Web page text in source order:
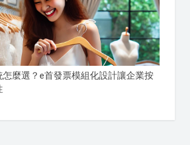
怎麼選？e首發票模組化設計讓企業按